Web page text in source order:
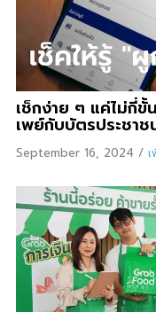
เช็กง่าย ๆ แค่ไม่กี่
เพย์กับบัตรประชาช
September 16, 2024 /